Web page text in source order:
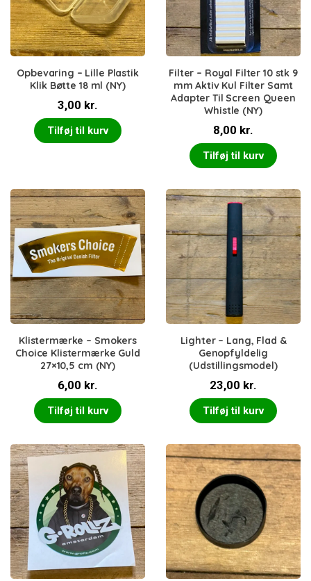
Opbevaring – Lille Plastik
Klik Bøtte 18 ml (NY)
3,00 kr.
Tilføj til kurv
Filter – Royal Filter 10 stk 9
mm Aktiv Kul Filter Samt
Adapter Til Screen Queen
Whistle (NY)
8,00 kr.
Tilføj til kurv
Klistermærke – Smokers
Choice Klistermærke Guld
27×10,5 cm (NY)
6,00 kr.
Tilføj til kurv
Lighter – Lang, Flad &
Genopfyldelig
(Udstillingsmodel)
23,00 kr.
Tilføj til kurv